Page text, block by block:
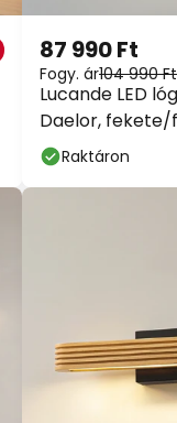
Lucande LED
Daelor, fekete/
dimmelhető
87 990 Ft
Fogy. ár104 990 Ft
Raktáron